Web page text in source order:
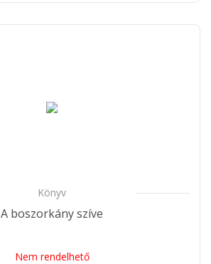
Könyv
A boszorkány szíve
Nem rendelhető